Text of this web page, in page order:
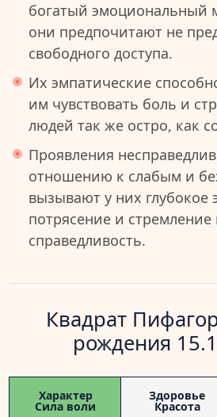
богатый эмоциональный
они предпочитают не
свободного доступа.
Их эмпатические
им чувствовать боль и
людей так же остро, как
Проявления
отношению к слабым и
вызывают у них глубокое
потрясение и стремление
справедливость.
Квадрат
рождения
Характер
Сила воли
Здоровье
Красота